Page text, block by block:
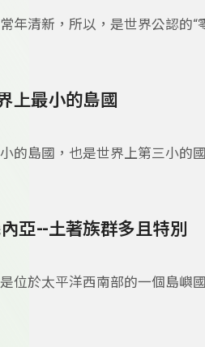
年清新，所以，是世界公認的“
上最小的島國
的島國，也是世界上第三小的
亞--土著族群多且特別
位於太平洋西南部的一個島嶼